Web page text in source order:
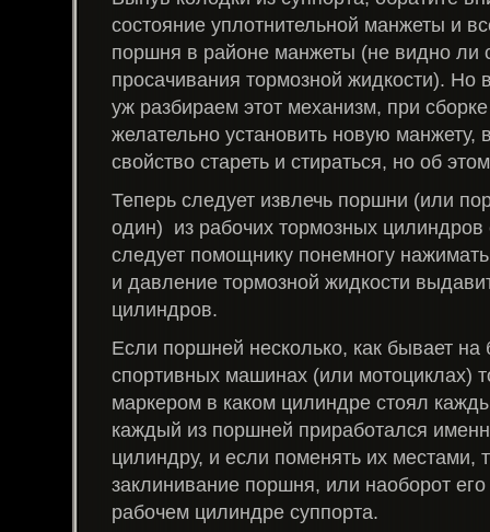
состояние уплотнительной манжеты и
поршня в районе манжеты (не видно ли
просачивания тормозной жидкости). Но
уж разбираем этот механизм, при
желательно установить новую манжету,
свойство стареть и стираться, но об
Теперь следует извлечь поршни (или
один) из рабочих тормозных цилиндров
следует помощнику понемногу
и давление тормозной жидкости
цилиндров.
Если поршней несколько, как бывает
спортивных машинах (или мотоциклах)
маркером в каком цилиндре стоял
каждый из поршней приработался
цилиндру, и если поменять их местами,
заклинивание поршня, или наоборот
рабочем цилиндре суппорта.